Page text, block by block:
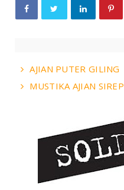
AJIAN PUTER GILING
MUSTIKA AJIAN SIREP